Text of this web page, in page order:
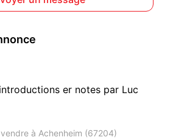
er notes par Luc
à Achenheim (67204)